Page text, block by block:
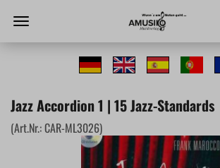
Jazz Accordion 1 | 15 Jazz-Standards
(Art.Nr.:CAR-ML3026)